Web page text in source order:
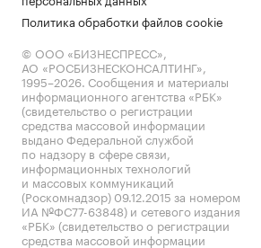
Политика обработки файлов cookie
© ООО «БИЗНЕСПРЕСС»,
АО «РОСБИЗНЕСКОНСАЛТИНГ»,
1995–2026. Сообщения и материалы
информационного агентства «РБК»
(свидетельство о регистрации
средства массовой информации
выдано Федеральной службой
по надзору в сфере связи,
информационных технологий
и массовых коммуникаций
(Роскомнадзор) 09.12.2015 за номером
ИА №ФС77-63848) и сетевого издания
«РБК» (свидетельство о регистрации
средства массовой информации